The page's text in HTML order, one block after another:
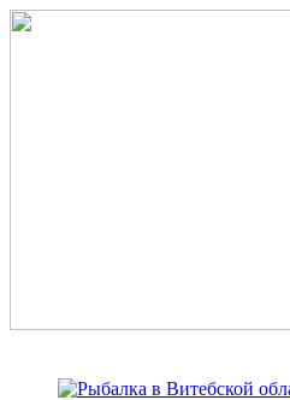
Перейти к основному содержанию